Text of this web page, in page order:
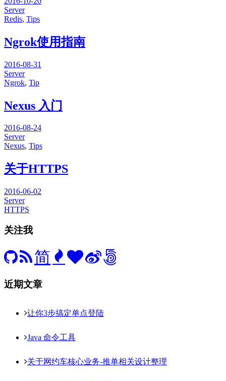
Server
Redis, Tips
Ngrok使用指南
2016-08-31
Server
Ngrok, Tip
Nexus 入门
2016-08-24
Server
Nexus, Tips
关于HTTPS
2016-06-02
Server
HTTPS
关注我
简
近期文章
让你3步搞定单点登陆
Java 命令工具
关于网约车核心业务-推单相关设计整理